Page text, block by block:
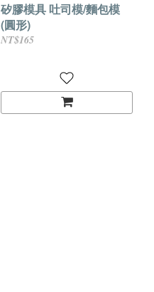
矽膠模具 吐司模/麵包模
(圓形)
NT$165